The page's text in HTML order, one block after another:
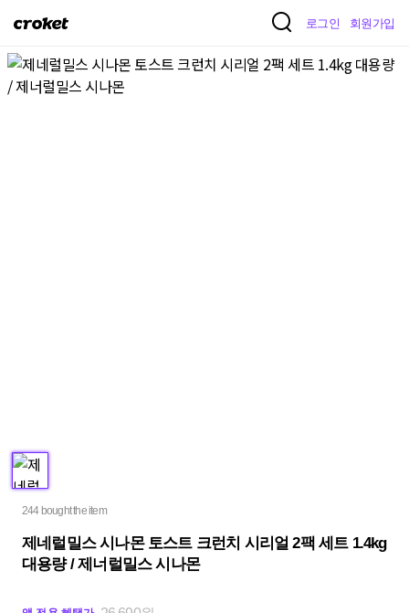
크
켓
로그인 회원가입
244 bought the item
제네럴밀스 시나몬 토스트 크런치 시리얼 2팩 세트 1.4kg
대용량 / 제너럴밀스 시나몬